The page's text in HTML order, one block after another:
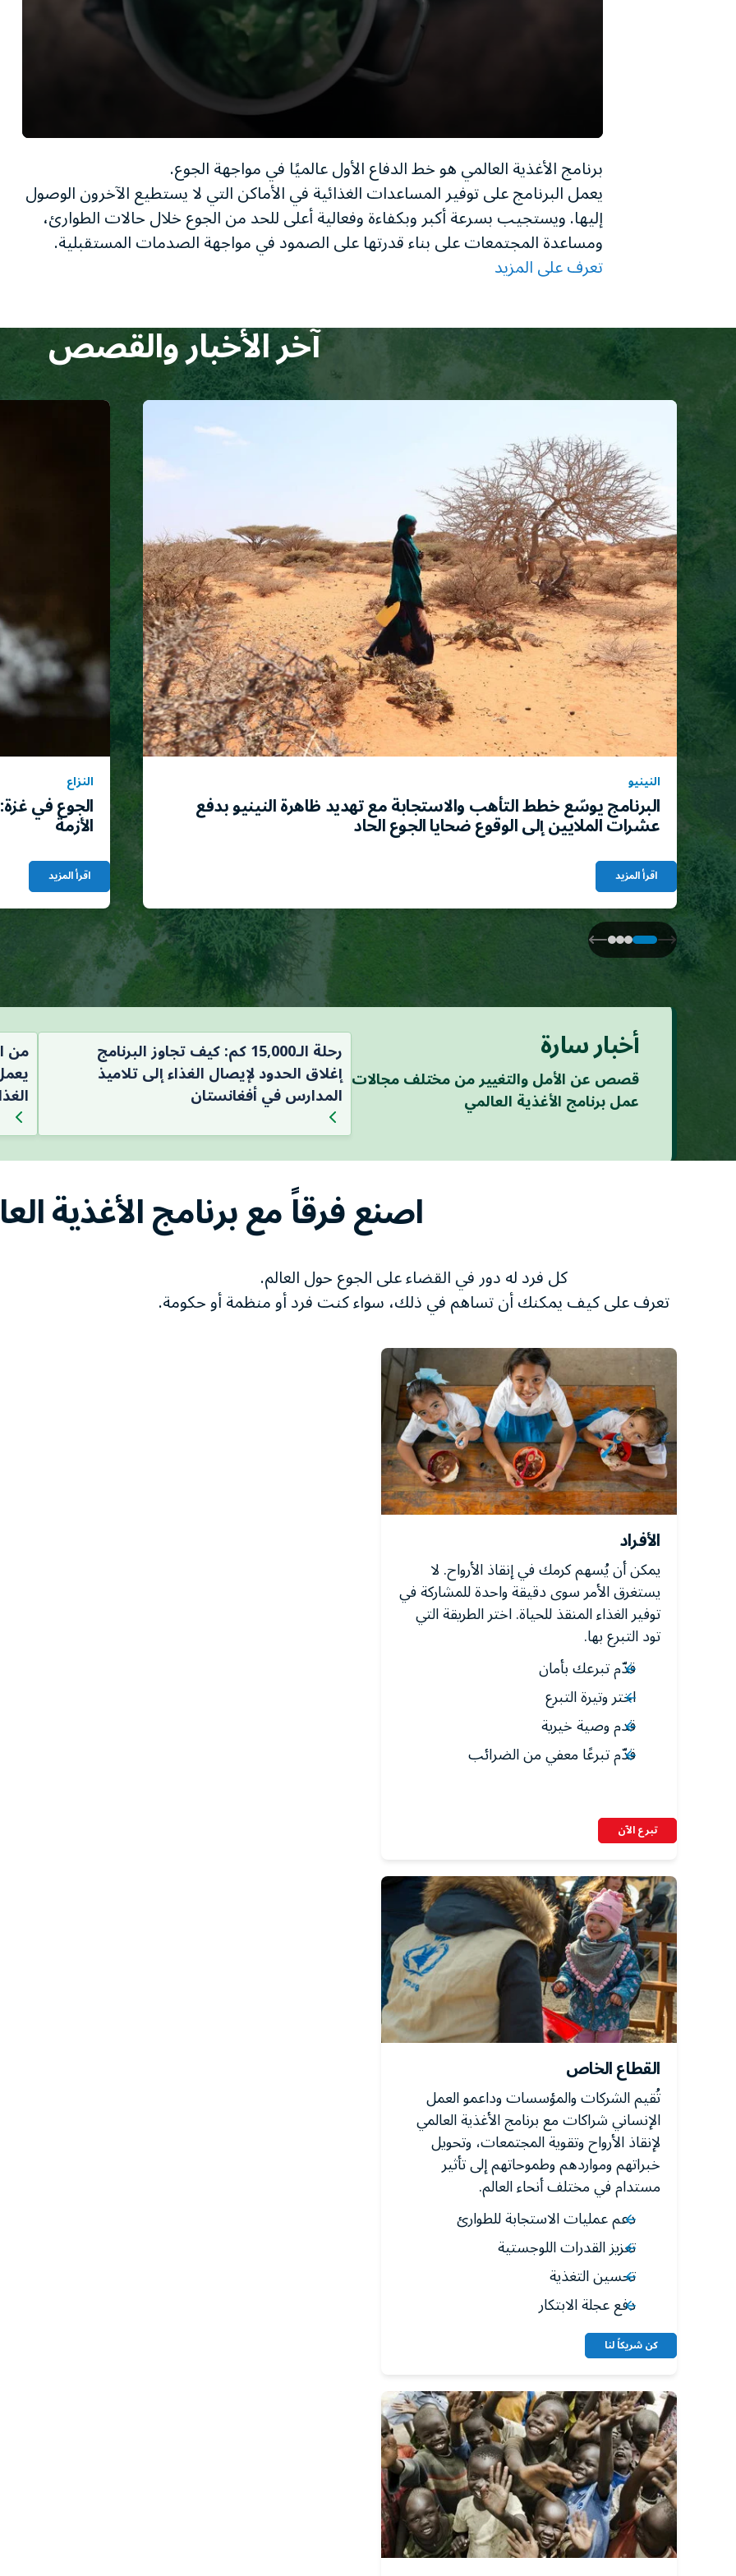
minute,
secondsVolume
برنامج الأغذية العالمي هو خط الدفاع الأول عالميًا في مواجهة الجوع.
يعمل البرنامج على توفير المساعدات الغذائية في الأماكن التي لا يستطيع الآخرون الوصول
إليها. ويستجيب بسرعة أكبر وبكفاءة وفعالية أعلى للحد من الجوع خلال حالات الطوارئ،
ومساعدة المجتمعات على بناء قدرتها على الصمود في مواجهة الصدمات المستقبلية.
تعرف على المزيد
آخر الأخبار والقصص
النينيو
البرنامج يوسّع خطط التأهب والاستجابة مع تهديد ظاهرة النينيو بدفع
عشرات الملايين إلى الوقوع ضحايا الجوع الحاد
اقرأ المزيد
النزاع
الجوع في
الأزمة
اقرأ المزيد
أخبار سارة
قصص عن الأمل والتغيير من مختلف مجالات
عمل برنامج الأغذية العالمي
رحلة الـ15,000 كم: كيف تجاوز البرنامج
إغلاق الحدود لإيصال الغذاء إلى تلاميذ
المدارس في أفغانستان
من
اصنع فرقاً مع برنامج الأغذية
كل فرد له دور في القضاء على الجوع حول العالم.
تعرف على كيف يمكنك أن تساهم في ذلك، سواء كنت فرد أو منظمة أو حكومة.
الأفراد
يمكن أن يُسهم كرمك في إنقاذ الأرواح. لا
يستغرق الأمر سوى دقيقة واحدة للمشاركة في
توفير الغذاء المنقذ للحياة. اختر الطريقة التي
تود التبرع بها.
قدّم تبرعك بأمان
اختر وتيرة التبرع
قدم وصية خيرية
قدّم تبرعًا معفي من الضرائب
تبرع الآن
القطاع الخاص
تُقيم الشركات والمؤسسات وداعمو العمل
الإنساني شراكات مع برنامج الأغذية العالمي
لإنقاذ الأرواح وتقوية المجتمعات، وتحويل
خبراتهم ومواردهم وطموحاتهم إلى تأثير
مستدام في مختلف أنحاء العالم.
دعم عمليات الاستجابة للطوارئ
تعزيز القدرات اللوجستية
تحسين التغذية
دفع عجلة الابتكار
كن شريكاً لنا